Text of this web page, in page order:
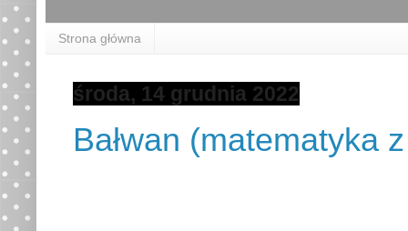
Strona główna
środa, 14 grudnia 2022
Bałwan (matematyka